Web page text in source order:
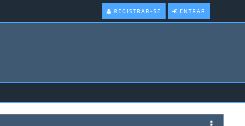
ENTRAR
REGISTRAR-SE